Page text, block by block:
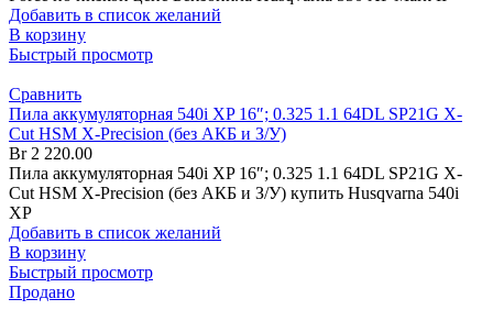
Добавить в список желаний
В корзину
Быстрый просмотр
Сравнить
Пила аккумуляторная 540i XP 16″; 0.325 1.1 64DL SP21G X-
Cut HSM X-Precision (без АКБ и З/У)
Br2 220.00
Пила аккумуляторная 540i XP 16″; 0.325 1.1 64DL SP21G X-
Cut HSM X-Precision (без АКБ и З/У) купить Husqvarna 540i
XP
Добавить в список желаний
В корзину
Быстрый просмотр
Продано